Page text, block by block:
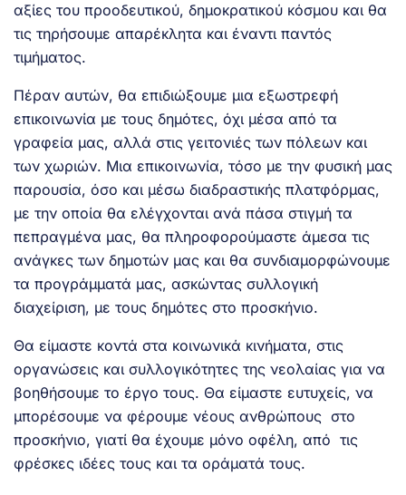
αξίες του προοδευτικού, δημοκρατικού κόσμου και θα
τις τηρήσουμε απαρέκλητα και έναντι παντός
τιμήματος.
Πέραν αυτών, θα επιδιώξουμε μια εξωστρεφή
επικοινωνία με τους δημότες, όχι μέσα από τα
γραφεία μας, αλλά στις γειτονιές των πόλεων και
των χωριών. Μια επικοινωνία, τόσο με την φυσική μας
παρουσία, όσο και μέσω διαδραστικής πλατφόρμας,
με την οποία θα ελέγχονται ανά πάσα στιγμή τα
πεπραγμένα μας, θα πληροφορούμαστε άμεσα τις
ανάγκες των δημοτών μας και θα συνδιαμορφώνουμε
τα προγράμματά μας, ασκώντας συλλογική
διαχείριση, με τους δημότες στο προσκήνιο.
Θα είμαστε κοντά στα κοινωνικά κινήματα, στις
οργανώσεις και συλλογικότητες της νεολαίας για να
βοηθήσουμε το έργο τους. Θα είμαστε ευτυχείς, να
μπορέσουμε να φέρουμε νέους ανθρώπους στο
προσκήνιο, γιατί θα έχουμε μόνο οφέλη, από τις
φρέσκες ιδέες τους και τα οράματά τους.